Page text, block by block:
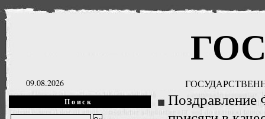
09.08.2026
Поиск